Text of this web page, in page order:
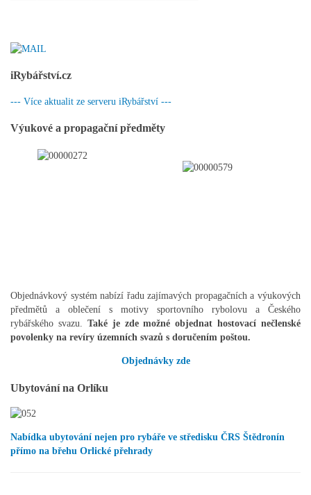
iRybářství.cz
--- Více aktualit ze serveru iRybářství ---
Výukové a propagační předměty
Objednávkový systém nabízí řadu zajímavých propagačních a výukových
předmětů a oblečení s motivy sportovního rybolovu a Českého
rybářského svazu. Také je zde možné objednat hostovací nečlenské
povolenky na revíry územních svazů s doručením poštou.
Objednávky zde
Ubytování na Orlíku
Nabídka ubytování nejen pro rybáře ve středisku ČRS Štědronín
přímo na břehu Orlické přehrady